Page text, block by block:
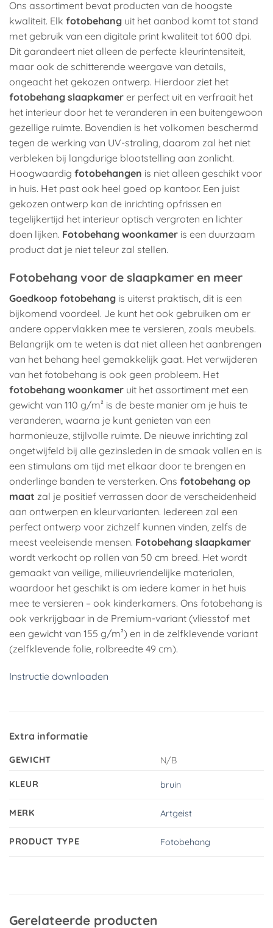
Ons assortiment bevat producten van de hoogste
kwaliteit. Elk fotobehang uit het aanbod komt tot stand
met gebruik van een digitale print kwaliteit tot 600 dpi.
Dit garandeert niet alleen de perfecte kleurintensiteit,
maar ook de schitterende weergave van details,
ongeacht het gekozen ontwerp. Hierdoor ziet het
fotobehang slaapkamer er perfect uit en verfraait het
het interieur door het te veranderen in een buitengewoon
gezellige ruimte. Bovendien is het volkomen beschermd
tegen de werking van UV-straling, daarom zal het niet
verbleken bij langdurige blootstelling aan zonlicht.
Hoogwaardig fotobehangen is niet alleen geschikt voor
in huis. Het past ook heel goed op kantoor. Een juist
gekozen ontwerp kan de inrichting opfrissen en
tegelijkertijd het interieur optisch vergroten en lichter
doen lijken. Fotobehang woonkamer is een duurzaam
product dat je niet teleur zal stellen.
Fotobehang voor de slaapkamer en meer
Goedkoop fotobehang is uiterst praktisch, dit is een
bijkomend voordeel. Je kunt het ook gebruiken om er
andere oppervlakken mee te versieren, zoals meubels.
Belangrijk om te weten is dat niet alleen het aanbrengen
van het behang heel gemakkelijk gaat. Het verwijderen
van het fotobehang is ook geen probleem. Het
fotobehang woonkamer uit het assortiment met een
gewicht van 110 g/m² is de beste manier om je huis te
veranderen, waarna je kunt genieten van een
harmonieuze, stijlvolle ruimte. De nieuwe inrichting zal
ongetwijfeld bij alle gezinsleden in de smaak vallen en is
een stimulans om tijd met elkaar door te brengen en
onderlinge banden te versterken. Ons fotobehang op
maat zal je positief verrassen door de verscheidenheid
aan ontwerpen en kleurvarianten. Iedereen zal een
perfect ontwerp voor zichzelf kunnen vinden, zelfs de
meest veeleisende mensen. Fotobehang slaapkamer
wordt verkocht op rollen van 50 cm breed. Het wordt
gemaakt van veilige, milieuvriendelijke materialen,
waardoor het geschikt is om iedere kamer in het huis
mee te versieren – ook kinderkamers. Ons fotobehang is
ook verkrijgbaar in de Premium-variant (vliesstof met
een gewicht van 155 g/m²) en in de zelfklevende variant
(zelfklevende folie, rolbreedte 49 cm).
Instructie downloaden
Extra informatie
GEWICHT N/B
KLEUR bruin
MERK Artgeist
PRODUCT TYPE Fotobehang
Gerelateerde producten